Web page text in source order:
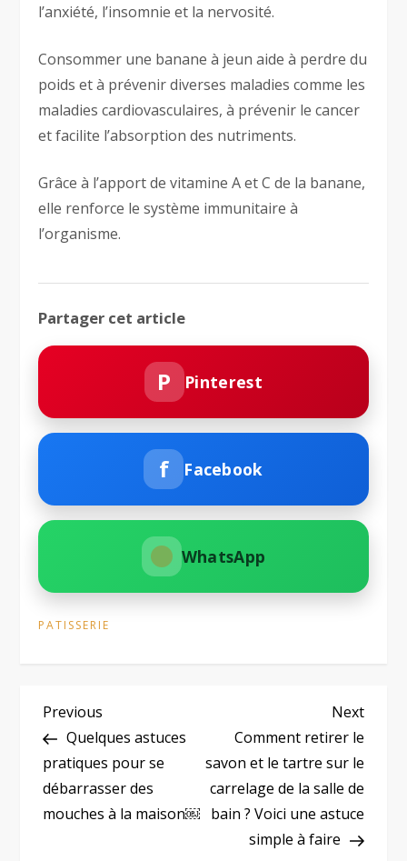
l’anxiété, l’insomnie et la nervosité.
Consommer une banane à jeun aide à perdre du
poids et à prévenir diverses maladies comme les
maladies cardiovasculaires, à prévenir le cancer
et facilite l’absorption des nutriments.
Grâce à l’apport de vitamine A et C de la banane,
elle renforce le système immunitaire à
l’organisme.
Partager cet article
P Pinterest
f Facebook
WhatsApp
PATISSERIE
N
a
v
Previous
Post
Previous
Quelques astuces
pratiques pour se
débarrasser des
mouches à la maison￼
Next
Post
Next
Comment retirer le
savon et le tartre sur le
carrelage de la salle de
bain ? Voici une astuce
simple à faire